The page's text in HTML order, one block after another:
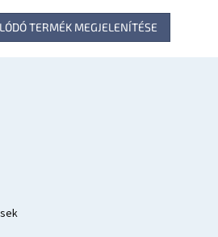
TERMÉK MEGJELENÍTÉSE